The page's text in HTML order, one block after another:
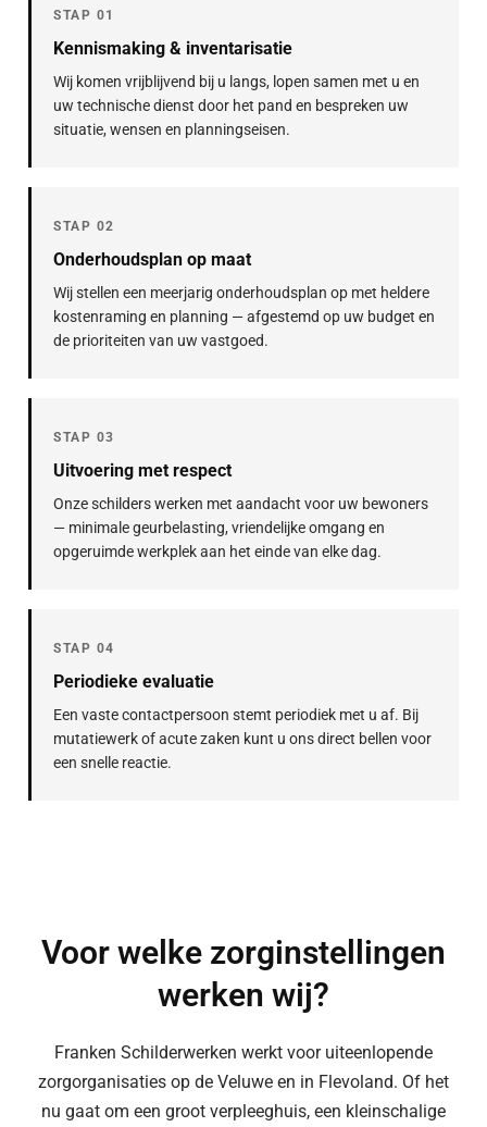
STAP 01
Kennismaking & inventarisatie
Wij komen vrijblijvend bij u langs, lopen samen met u en
uw technische dienst door het pand en bespreken uw
situatie, wensen en planningseisen.
STAP 02
Onderhoudsplan op maat
Wij stellen een meerjarig onderhoudsplan op met heldere
kostenraming en planning — afgestemd op uw budget en
de prioriteiten van uw vastgoed.
STAP 03
Uitvoering met respect
Onze schilders werken met aandacht voor uw bewoners
— minimale geurbelasting, vriendelijke omgang en
opgeruimde werkplek aan het einde van elke dag.
STAP 04
Periodieke evaluatie
Een vaste contactpersoon stemt periodiek met u af. Bij
mutatiewerk of acute zaken kunt u ons direct bellen voor
een snelle reactie.
Voor welke zorginstellingen
werken wij?
Franken Schilderwerken werkt voor uiteenlopende
zorgorganisaties op de Veluwe en in Flevoland. Of het
nu gaat om een groot verpleeghuis, een kleinschalige